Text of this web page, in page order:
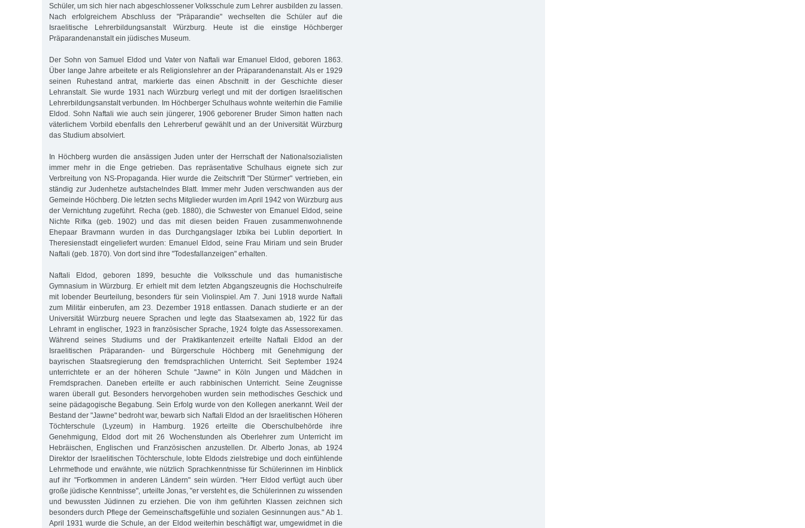
Schüler, um sich hier nach abgeschlossener Volksschule zum Lehrer ausbilden zu lassen.
Nach erfolgreichem Abschluss der "Präparandie" wechselten die Schüler auf die
Israelitische Lehrerbildungsanstalt Würzburg. Heute ist die einstige Höchberger
Präparandenanstalt ein jüdisches Museum.
Der Sohn von Samuel Eldod und Vater von Naftali war Emanuel Eldod, geboren 1863.
Über lange Jahre arbeitete er als Religionslehrer an der Präparandenanstalt. Als er 1929
seinen Ruhestand antrat, markierte das einen Abschnitt in der Geschichte dieser
Lehranstalt. Sie wurde 1931 nach Würzburg verlegt und mit der dortigen Israelitischen
Lehrerbildungsanstalt verbunden. Im Höchberger Schulhaus wohnte weiterhin die Familie
Eldod. Sohn Naftali wie auch sein jüngerer, 1906 geborener Bruder Simon hatten nach
väterlichem Vorbild ebenfalls den Lehrerberuf gewählt und an der Universität Würzburg
das Studium absolviert.
In Höchberg wurden die ansässigen Juden unter der Herrschaft der Nationalsozialisten
immer mehr in die Enge getrieben. Das repräsentative Schulhaus eignete sich zur
Verbreitung von NS-Propaganda. Hier wurde die Zeitschrift "Der Stürmer" vertrieben, ein
ständig zur Judenhetze aufstachelndes Blatt. Immer mehr Juden verschwanden aus der
Gemeinde Höchberg. Die letzten sechs Mitglieder wurden im April 1942 von Würzburg aus
der Vernichtung zugeführt. Recha (geb. 1880), die Schwester von Emanuel Eldod, seine
Nichte Rifka (geb. 1902) und das mit diesen beiden Frauen zusammenwohnende
Ehepaar Bravmann wurden in das Durchgangslager Izbika bei Lublin deportiert. In
Theresienstadt eingeliefert wurden: Emanuel Eldod, seine Frau Miriam und sein Bruder
Naftali (geb. 1870). Von dort sind ihre "Todesfallanzeigen" erhalten.
Naftali Eldod, geboren 1899, besuchte die Volksschule und das humanistische
Gymnasium in Würzburg. Er erhielt mit dem letzten Abgangszeugnis die Hochschulreife
mit lobender Beurteilung, besonders für sein Violinspiel. Am 7. Juni 1918 wurde Naftali
zum Militär einberufen, am 23. Dezember 1918 entlassen. Danach studierte er an der
Universität Würzburg neuere Sprachen und legte das Staatsexamen ab, 1922 für das
Lehramt in englischer, 1923 in französischer Sprache, 1924 folgte das Assessorexamen.
Während seines Studiums und der Praktikantenzeit erteilte Naftali Eldod an der
Israelitischen Präparanden- und Bürgerschule Höchberg mit Genehmigung der
bayrischen Staatsregierung den fremdsprachlichen Unterricht. Seit September 1924
unterrichtete er an der höheren Schule "Jawne" in Köln Jungen und Mädchen in
Fremdsprachen. Daneben erteilte er auch rabbinischen Unterricht. Seine Zeugnisse
waren überall gut. Besonders hervorgehoben wurden sein methodisches Geschick und
seine pädagogische Begabung. Sein Erfolg wurde von den Kollegen anerkannt. Weil der
Bestand der "Jawne" bedroht war, bewarb sich Naftali Eldod an der Israelitischen Höheren
Töchterschule (Lyzeum) in Hamburg. 1926 erteilte die Oberschulbehörde ihre
Genehmigung, Eldod dort mit 26 Wochenstunden als Oberlehrer zum Unterricht im
Hebräischen, Englischen und Französischen anzustellen. Dr. Alberto Jonas, ab 1924
Direktor der Israelitischen Töchterschule, lobte Eldods zielstrebige und doch einfühlende
Lehrmethode und erwähnte, wie nützlich Sprachkenntnisse für Schülerinnen im Hinblick
auf ihr "Fortkommen in anderen Ländern" sein würden. "Herr Eldod verfügt auch über
große jüdische Kenntnisse", urteilte Jonas, "er versteht es, die Schülerinnen zu wissenden
und bewussten Jüdinnen zu erziehen. Die von ihm geführten Klassen zeichnen sich
besonders durch Pflege der Gemeinschaftsgefühle und sozialen Gesinnungen aus." Ab 1.
April 1931 wurde die Schule, an der Eldod weiterhin beschäftigt war, umgewidmet in die